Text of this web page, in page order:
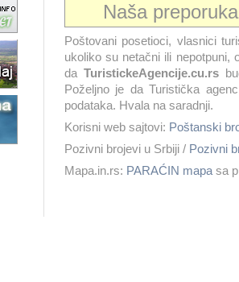
Naša
Poštovani posetioci, vlasnici
ukoliko su netačni ili nepotpuni,
da TuristickeAgencije.cu.rs
Poželjno je da Turistička
podataka. Hvala na saradnji.
Korisni web sajtovi: Poštanski
Pozivni brojevi u Srbiji / Pozivni
Mapa.in.rs: PARAĆIN mapasa